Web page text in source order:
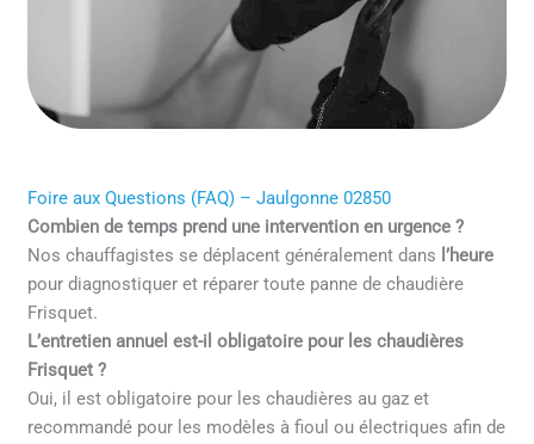
Foire aux Questions (FAQ) – Jaulgonne 02850
Combien de temps prend une intervention en urgence ?
Nos chauffagistes se déplacent généralement dans l’heure
pour diagnostiquer et réparer toute panne de chaudière
Frisquet.
L’entretien annuel est-il obligatoire pour les chaudières
Frisquet ?
Oui, il est obligatoire pour les chaudières au gaz et
recommandé pour les modèles à fioul ou électriques afin de